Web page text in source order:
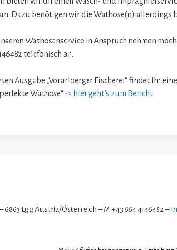
Dazu benötigen wir die Wathose(n) allerdings
Wathosenservice in Anspruch nehmen
telefonisch an.
Ausgabe „Vorarlberger Fischerei“ findet Ihr
Wathose“ -> hier geht’s zum Bericht
Egg Austria/Österreich – M +43 664 4146482 –